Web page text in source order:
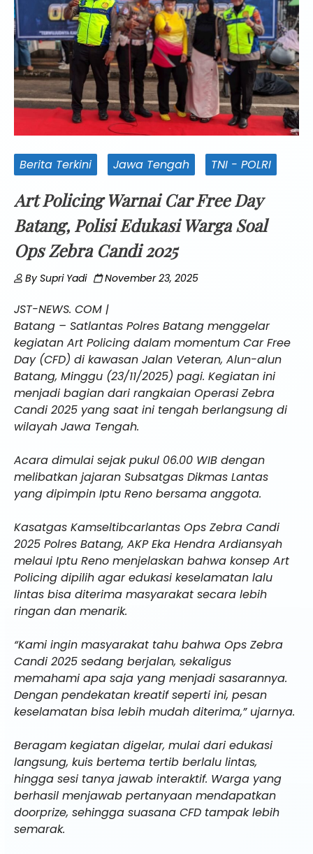
Berita Terkini Jawa Tengah TNI - POLRI
Art Policing Warnai Car Free Day
Batang, Polisi Edukasi Warga Soal
Ops Zebra Candi 2025
BySupri Yadi November 23, 2025
JST-NEWS. COM |
Batang – Satlantas Polres Batang menggelar
kegiatan Art Policing dalam momentum Car Free
Day (CFD) di kawasan Jalan Veteran, Alun-alun
Batang, Minggu (23/11/2025) pagi. Kegiatan ini
menjadi bagian dari rangkaian Operasi Zebra
Candi 2025 yang saat ini tengah berlangsung di
wilayah Jawa Tengah.
Acara dimulai sejak pukul 06.00 WIB dengan
melibatkan jajaran Subsatgas Dikmas Lantas
yang dipimpin Iptu Reno bersama anggota.
Kasatgas Kamseltibcarlantas Ops Zebra Candi
2025 Polres Batang, AKP Eka Hendra Ardiansyah
melaui Iptu Reno menjelaskan bahwa konsep Art
Policing dipilih agar edukasi keselamatan lalu
lintas bisa diterima masyarakat secara lebih
ringan dan menarik.
“Kami ingin masyarakat tahu bahwa Ops Zebra
Candi 2025 sedang berjalan, sekaligus
memahami apa saja yang menjadi sasarannya.
Dengan pendekatan kreatif seperti ini, pesan
keselamatan bisa lebih mudah diterima,” ujarnya.
Beragam kegiatan digelar, mulai dari edukasi
langsung, kuis bertema tertib berlalu lintas,
hingga sesi tanya jawab interaktif. Warga yang
berhasil menjawab pertanyaan mendapatkan
doorprize, sehingga suasana CFD tampak lebih
semarak.